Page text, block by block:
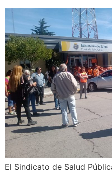
El Sindicato de Salud